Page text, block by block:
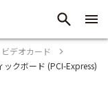
デオカード
クボード (PCI-Express)